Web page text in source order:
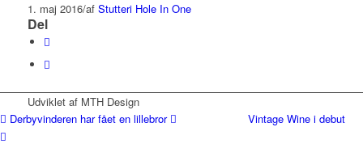
1. maj 2016/af Stutteri Hole In One
Del
Udviklet af MTH Design
Derbyvinderen har fået en lillebror
Vintage Wine i debut